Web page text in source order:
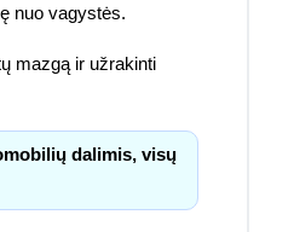
nuo vagystės.
mazgą ir užrakinti
dalimis, visų